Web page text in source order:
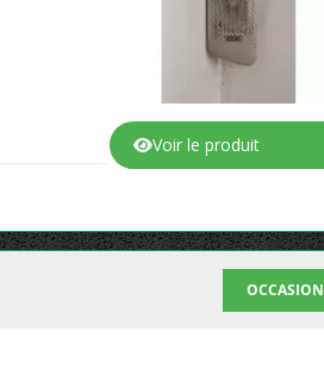
Voir le produit
OCCASION